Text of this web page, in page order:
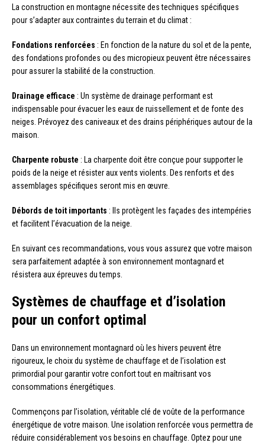
La construction en montagne nécessite des techniques spécifiques
pour s’adapter aux contraintes du terrain et du climat :
Fondations renforcées : En fonction de la nature du sol et de la pente,
des fondations profondes ou des micropieux peuvent être nécessaires
pour assurer la stabilité de la construction.
Drainage efficace : Un système de drainage performant est
indispensable pour évacuer les eaux de ruissellement et de fonte des
neiges. Prévoyez des caniveaux et des drains périphériques autour de la
maison.
Charpente robuste : La charpente doit être conçue pour supporter le
poids de la neige et résister aux vents violents. Des renforts et des
assemblages spécifiques seront mis en œuvre.
Débords de toit importants : Ils protègent les façades des intempéries
et facilitent l’évacuation de la neige.
En suivant ces recommandations, vous vous assurez que votre maison
sera parfaitement adaptée à son environnement montagnard et
résistera aux épreuves du temps.
Systèmes de chauffage et d’isolation
pour un confort optimal
Dans un environnement montagnard où les hivers peuvent être
rigoureux, le choix du système de chauffage et de l’isolation est
primordial pour garantir votre confort tout en maîtrisant vos
consommations énergétiques.
Commençons par l’isolation, véritable clé de voûte de la performance
énergétique de votre maison. Une isolation renforcée vous permettra de
réduire considérablement vos besoins en chauffage. Optez pour une